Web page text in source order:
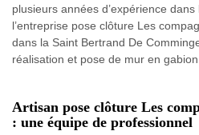
plusieurs années d’expérience
l’entreprise pose clôture Les
dans la Saint Bertrand De
réalisation et pose de mur en gabion.
Artisan pose clôture Les
: une équipe de professionnel